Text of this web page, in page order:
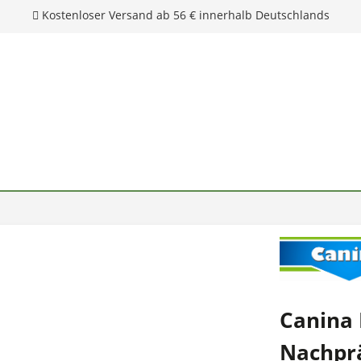
Kostenloser Versand ab 56 € innerhalb Deutschlands
Canina